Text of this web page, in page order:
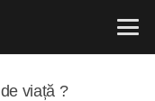
de viață ?